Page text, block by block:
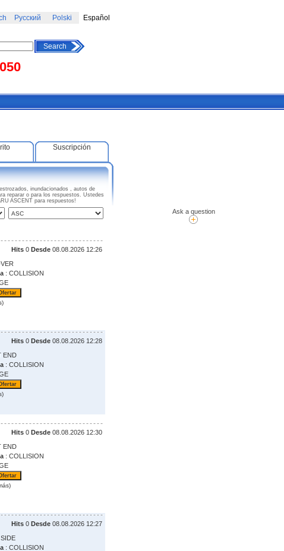
Ask a question
Русский Polski Español
Search
Suscripción
inundacionados , autos de
reparar o para los respuestos. Ustedes
ASCENT para respuestos!
Hits 0 Desde 08.08.2026 12:26
: COLLISION
Hits 0 Desde 08.08.2026 12:28
END
: COLLISION
Hits 0 Desde 08.08.2026 12:30
END
: COLLISION
Hits 0 Desde 08.08.2026 12:27
: COLLISION